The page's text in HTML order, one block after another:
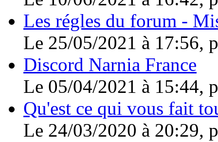
Les régles du forum -
Le 25/05/2021 à 17:56,
Discord Narnia France
Le 05/04/2021 à 15:44,
Qu'est ce qui vous fait
Le 24/03/2020 à 20:29,